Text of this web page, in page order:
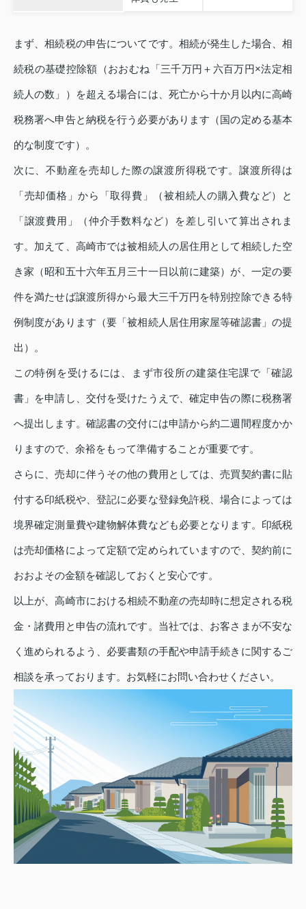
まず、相続税の申告についてです。相続が発生した場合、相
続税の基礎控除額（おおむね「三千万円＋六百万円×法定相
続人の数」）を超える場合には、死亡から十か月以内に高崎
税務署へ申告と納税を行う必要があります（国の定める基本
的な制度です）。
次に、不動産を売却した際の譲渡所得税です。譲渡所得は
「売却価格」から「取得費」（被相続人の購入費など）と
「譲渡費用」（仲介手数料など）を差し引いて算出されま
す。加えて、高崎市では被相続人の居住用として相続した空
き家（昭和五十六年五月三十一日以前に建築）が、一定の要
件を満たせば譲渡所得から最大三千万円を特別控除できる特
例制度があります（要「被相続人居住用家屋等確認書」の提
出）。
この特例を受けるには、まず市役所の建築住宅課で「確認
書」を申請し、交付を受けたうえで、確定申告の際に税務署
へ提出します。確認書の交付には申請から約二週間程度かか
りますので、余裕をもって準備することが重要です。
さらに、売却に伴うその他の費用としては、売買契約書に貼
付する印紙税や、登記に必要な登録免許税、場合によっては
境界確定測量費や建物解体費なども必要となります。印紙税
は売却価格によって定額で定められていますので、契約前に
おおよその金額を確認しておくと安心です。
以上が、高崎市における相続不動産の売却時に想定される税
金・諸費用と申告の流れです。当社では、お客さまが不安な
く進められるよう、必要書類の手配や申請手続きに関するご
相談を承っております。お気軽にお問い合わせください。